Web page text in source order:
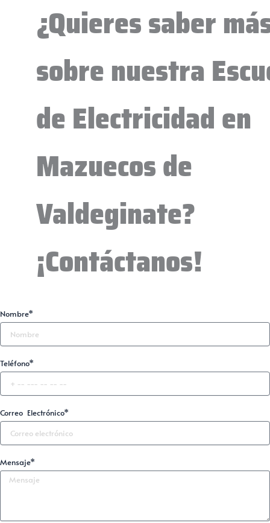
¿Quieres saber
sobre nuestra
de Electricidad en
Mazuecos de
Valdeginate?
¡Contáctanos!
Nombre*
Teléfono*
Correo Electrónico*
Mensaje*